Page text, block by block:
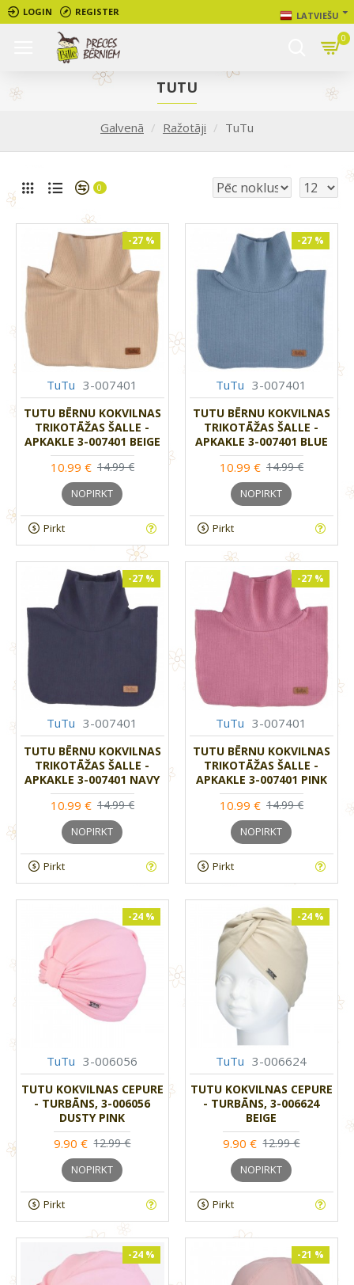
LOGIN REGISTER LATVIEŠU
0
Galvenā Ražotāji TuTu
TUTU
0
-27 %
TuTu 3-007401
TUTU BĒRNU KOKVILNAS
TRIKOTĀŽAS ŠALLE -
APKAKLE 3-007401 BEIGE
10.99 € 14.99 €
NOPIRKT
Pirkt
-27 %
TuTu 3-007401
TUTU BĒRNU KOKVILNAS
TRIKOTĀŽAS ŠALLE -
APKAKLE 3-007401 BLUE
10.99 € 14.99 €
NOPIRKT
Pirkt
-27 %
TuTu 3-007401
TUTU BĒRNU KOKVILNAS
TRIKOTĀŽAS ŠALLE -
APKAKLE 3-007401 NAVY
10.99 € 14.99 €
NOPIRKT
Pirkt
-27 %
TuTu 3-007401
TUTU BĒRNU KOKVILNAS
TRIKOTĀŽAS ŠALLE -
APKAKLE 3-007401 PINK
10.99 € 14.99 €
NOPIRKT
Pirkt
-24 %
TuTu 3-006056
TUTU KOKVILNAS CEPURE
- TURBĀNS, 3-006056
DUSTY PINK
9.90 € 12.99 €
NOPIRKT
Pirkt
-24 %
TuTu 3-006624
TUTU KOKVILNAS CEPURE
- TURBĀNS, 3-006624
BEIGE
9.90 € 12.99 €
NOPIRKT
Pirkt
-24 % -21 %